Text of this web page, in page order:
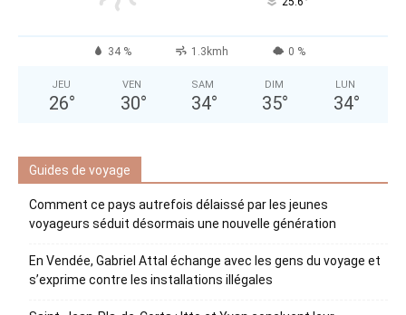
34 % 1.3kmh 0 %
JEU
26°
VEN
30°
SAM
34°
DIM
35°
LUN
34°
Guides de voyage
Comment ce pays autrefois délaissé par les jeunes
voyageurs séduit désormais une nouvelle génération
En Vendée, Gabriel Attal échange avec les gens du voyage et
s’exprime contre les installations illégales